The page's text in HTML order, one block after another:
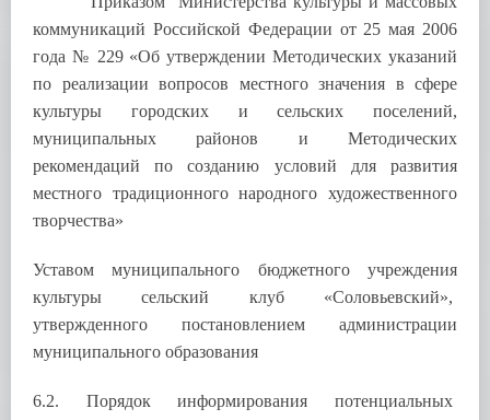
коммуникаций Российской Федерации от 25 мая 2006
года № 229 «Об утверждении Методических указаний
по реализации вопросов местного значения в сфере
культуры городских и сельских поселений,
муниципальных районов и Методических
рекомендаций по созданию условий для развития
местного традиционного народного художественного
творчества»
Уставом муниципального бюджетного учреждения
культуры сельский клуб «Соловьевский»,
утвержденного постановлением администрации
муниципального образования
6.2. Порядок информирования потенциальных